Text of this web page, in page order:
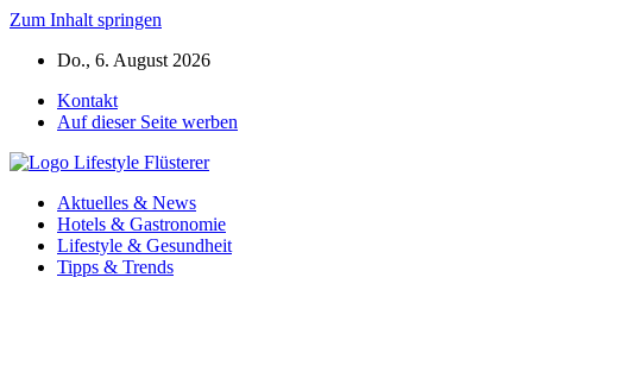
Zum Inhalt springen
Do., 6. August 2026
Kontakt
Auf dieser Seite werben
Aktuelles & News
Hotels & Gastronomie
Lifestyle & Gesundheit
Tipps & Trends